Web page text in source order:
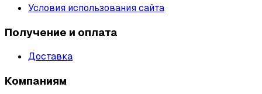
Условия использования сайта
Получение и оплата
Доставка
Компаниям